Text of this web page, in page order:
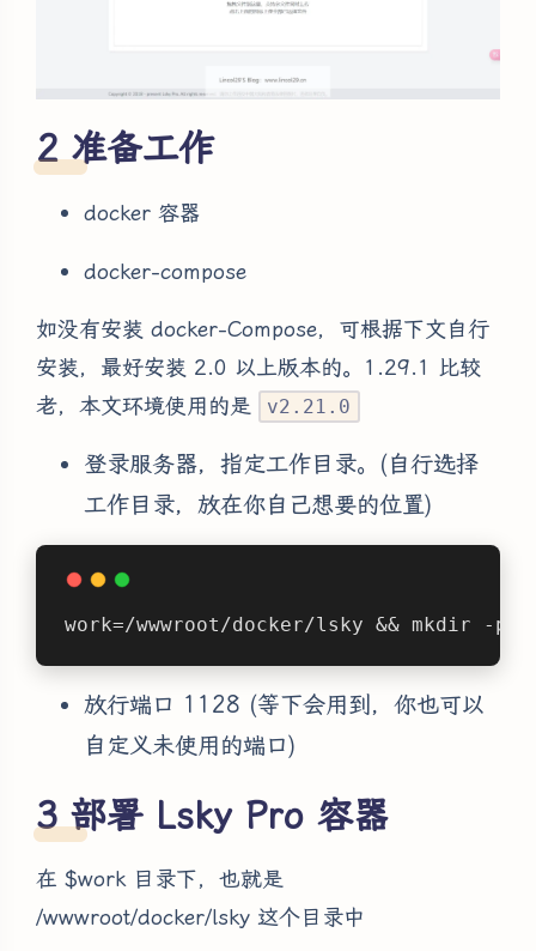
准备工作
docker 容器
docker-compose
如没有安装 docker-Compose，可根据下文自行
安装，最好安装 2.0 以上版本的。1.29.1 比较
老，本文环境使用的是
v2.21.0
登录服务器，指定工作目录。(自行选择
工作目录，放在你自己想要的位置)
work=/wwwroot/docker/lsky && mkdir -p
放行端口 1128 (等下会用到，你也可以
自定义未使用的端口)
部署 Lsky Pro 容器
在 $work 目录下，也就是
/wwwroot/docker/lsky 这个目录中